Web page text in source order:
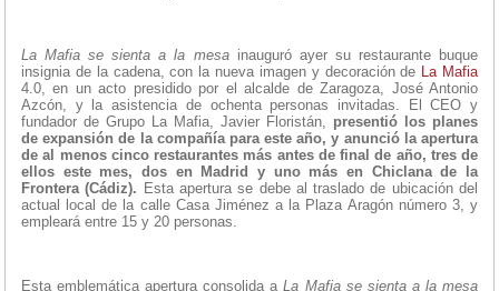
La Mafia se sienta a la mesainauguró ayer su restaurante buque
insignia de la cadena, con la nueva imagen y decoración de La Mafia
4.0, en un acto presidido por el alcalde de Zaragoza, José Antonio
Azcón, y la asistencia de ochenta personas invitadas. El CEO y
fundador de Grupo La Mafia, Javier Floristán, presentió los planes
de expansión de la compañía para este año, y anunció la apertura
de al menos cinco restaurantes más antes de final de año, tres de
ellos este mes, dos en Madrid y uno más en Chiclana de la
Frontera (Cádiz). Esta apertura se debe al traslado de ubicación del
actual local de la calle Casa Jiménez a la Plaza Aragón número 3, y
empleará entre 15 y 20 personas.
Esta emblemática apertura consolida aLa Mafia se sienta a la mesa